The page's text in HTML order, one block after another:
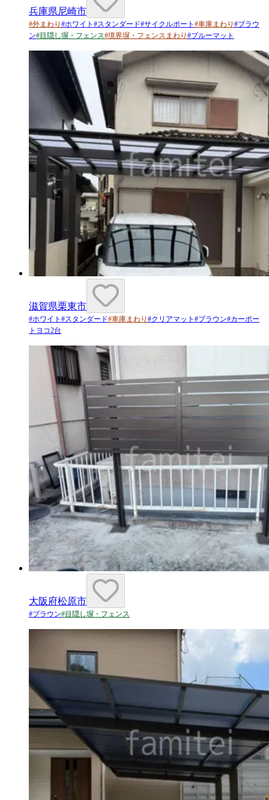
兵庫県尼崎市
#外まわり #ホワイト #スタンダード#サイクルポート #車庫まわり #ブラウ
ン#目隠し塀・フェンス#境界塀・フェンスまわり #ブルーマット
滋賀県栗東市
#ホワイト #スタンダード#車庫まわり #クリアマット #ブラウン#カーポー
トヨコ2台
大阪府松原市
#ブラウン#目隠し塀・フェンス